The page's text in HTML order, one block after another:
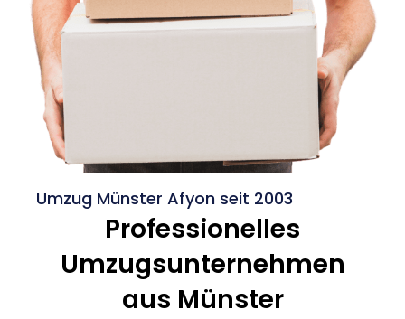
Umzug Münster Afyon seit 2003
Professionelles
Umzugsunternehmen
aus Münster